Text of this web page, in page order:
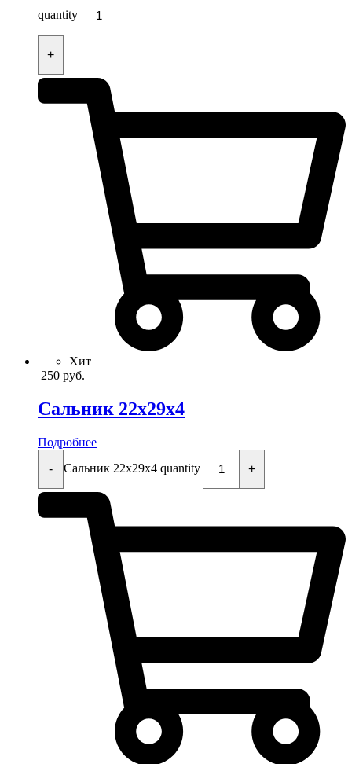
quantity
+
Хит
250 руб.
Сальник 22x29x4
Подробнее
-
Сальник 22x29x4 quantity +